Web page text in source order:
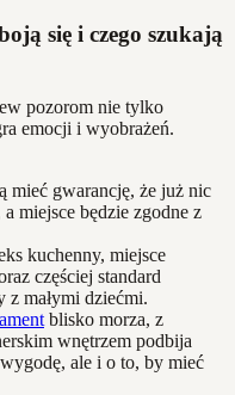
się i czego szukają
pozorom nie tylko
emocji i wyobrażeń.
mieć gwarancję, że już nic
miejsce będzie zgodne z
kuchenny, miejsce
częściej standard
z małymi dziećmi.
blisko morza, z
wnętrzem podbija
ale i o to, by mieć